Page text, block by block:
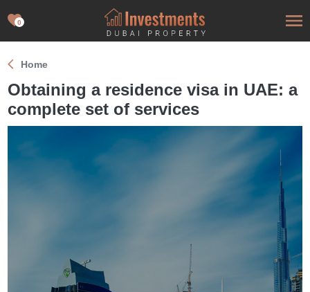
0
Home
Obtaining a residence visa in UAE: a
complete set of services